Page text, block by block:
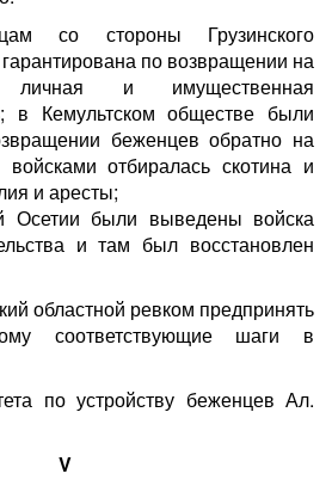
со стороны Грузинского
по возвращении на
и имущественная
в Кемультском обществе были
беженцев обратно на
войсками отбиралась скотина и
и аресты;
были выведены войска
и там был восстановлен
областной ревком предпринять
соответствующие шаги в
по устройству беженцев Ал.
V